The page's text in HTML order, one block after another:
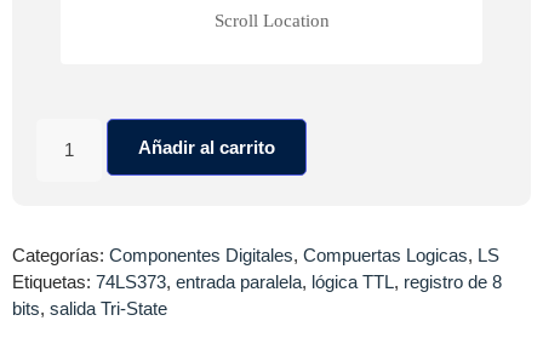
Scroll Location
cantidad
Añadir al carrito
Categorías: Componentes Digitales, Compuertas Logicas, LS
Etiquetas: 74LS373, entrada paralela, lógica TTL, registro de 8
bits, salida Tri-State